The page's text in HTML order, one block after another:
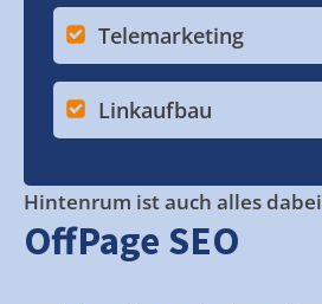
Telemarketing
Linkaufbau
Hintenrum ist auch alles dabei
OffPage SEO